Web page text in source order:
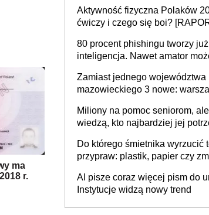
ma
r.
rozstrzygać sprawy
Aktywność fizyczna Polaków
ćwiczy i czego się boi?
80 procent phishingu tworzy
inteligencja. Nawet amator
Zamiast jednego województwa
mazowieckiego 3 nowe:
Europie nie ma tak dużych
stołecznych
Miliony na pomoc seniorom,
wiedzą, kto najbardziej jej
Do którego śmietnika wyrzucić
przypraw: plastik, papier czy
AI pisze coraz więcej pism do
Instytucje widzą nowy trend